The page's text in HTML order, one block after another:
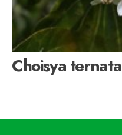
Choisya ternata